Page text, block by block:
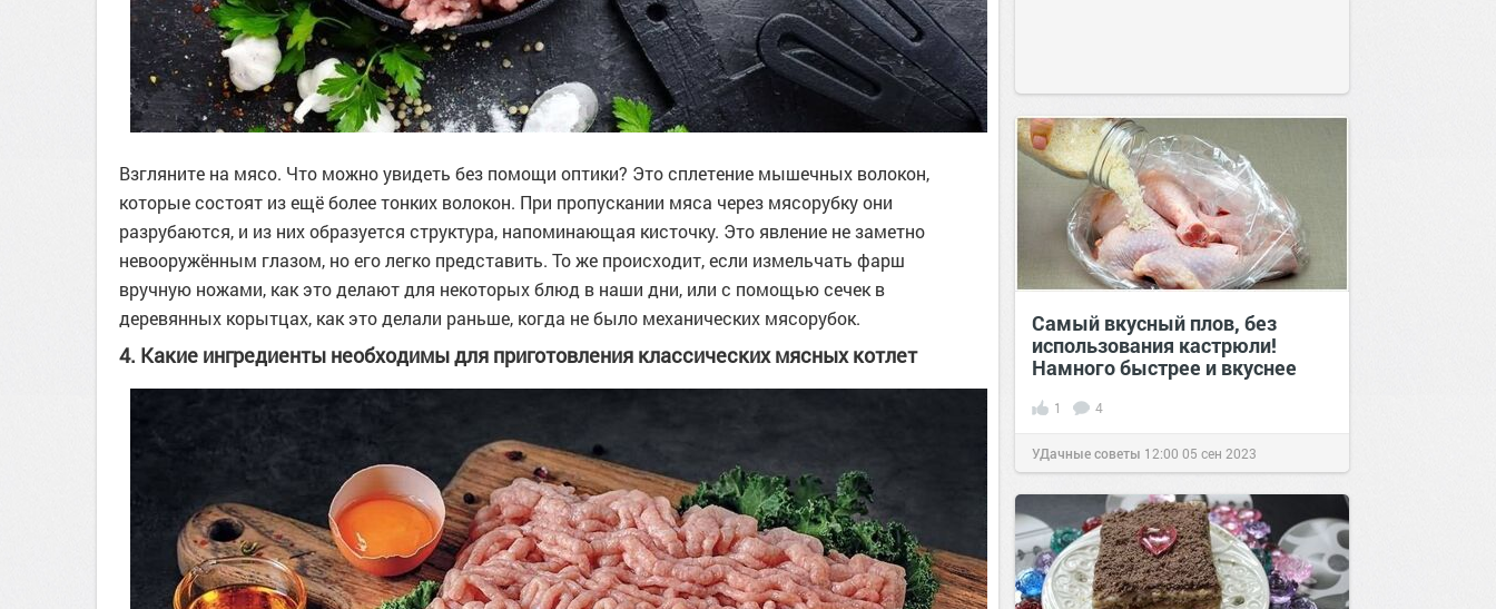
Взгляните на мясо. Что можно увидеть без помощи оптики? Это сплетение мышечных волокон,
которые состоят из ещё более тонких волокон. При пропускании мяса через мясорубку они
разрубаются, и из них образуется структура, напоминающая кисточку. Это явление не заметно
невооружённым глазом, но его легко представить. То же происходит, если измельчать фарш
вручную ножами, как это делают для некоторых блюд в наши дни, или с помощью сечек в
деревянных корытцах, как это делали раньше, когда не было механических мясорубок.
4. Какие ингредиенты необходимы для приготовления классических мясных котлет
Самый вкусный плов, без
использования кастрюли!
Намного быстрее и вкуснее
1 4
УДачные советы 12:00 05 сен 2023